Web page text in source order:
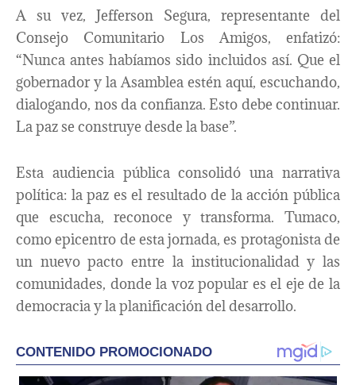
A su vez, Jefferson Segura, representante del
Consejo Comunitario Los Amigos, enfatizó:
“Nunca antes habíamos sido incluidos así. Que el
gobernador y la Asamblea estén aquí, escuchando,
dialogando, nos da confianza. Esto debe continuar.
La paz se construye desde la base”.
Esta audiencia pública consolidó una narrativa
política: la paz es el resultado de la acción pública
que escucha, reconoce y transforma. Tumaco,
como epicentro de esta jornada, es protagonista de
un nuevo pacto entre la institucionalidad y las
comunidades, donde la voz popular es el eje de la
democracia y la planificación del desarrollo.